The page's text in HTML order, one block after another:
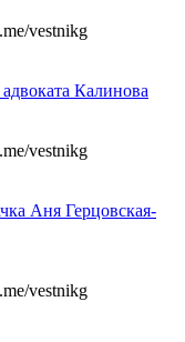
vestnikg
Калинова
vestnikg
Аня Герцовская-
vestnikg